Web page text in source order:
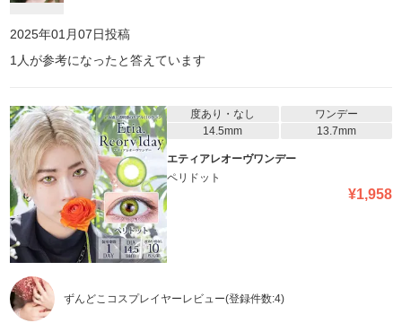
2025年01月07日投稿
1 人が参考になったと答えています
度あり・なし
ワンデー
14.5mm
13.7mm
エティアレオーヴワンデー
ペリドット
¥1,958
ずんどこコスプレイヤーレビュー(登録件数:4)